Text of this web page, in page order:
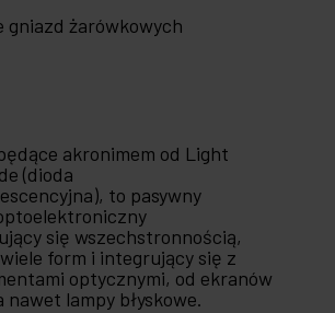
gniazd żarówkowych
akronimem od Light
(dioda
to pasywny
się wszechstronnością,
form i integrujący się z
optycznymi, od ekranów
nawet lampy błyskowe.